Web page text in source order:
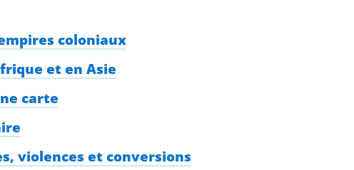
coloniaux
et en Asie
carte
violences et conversions